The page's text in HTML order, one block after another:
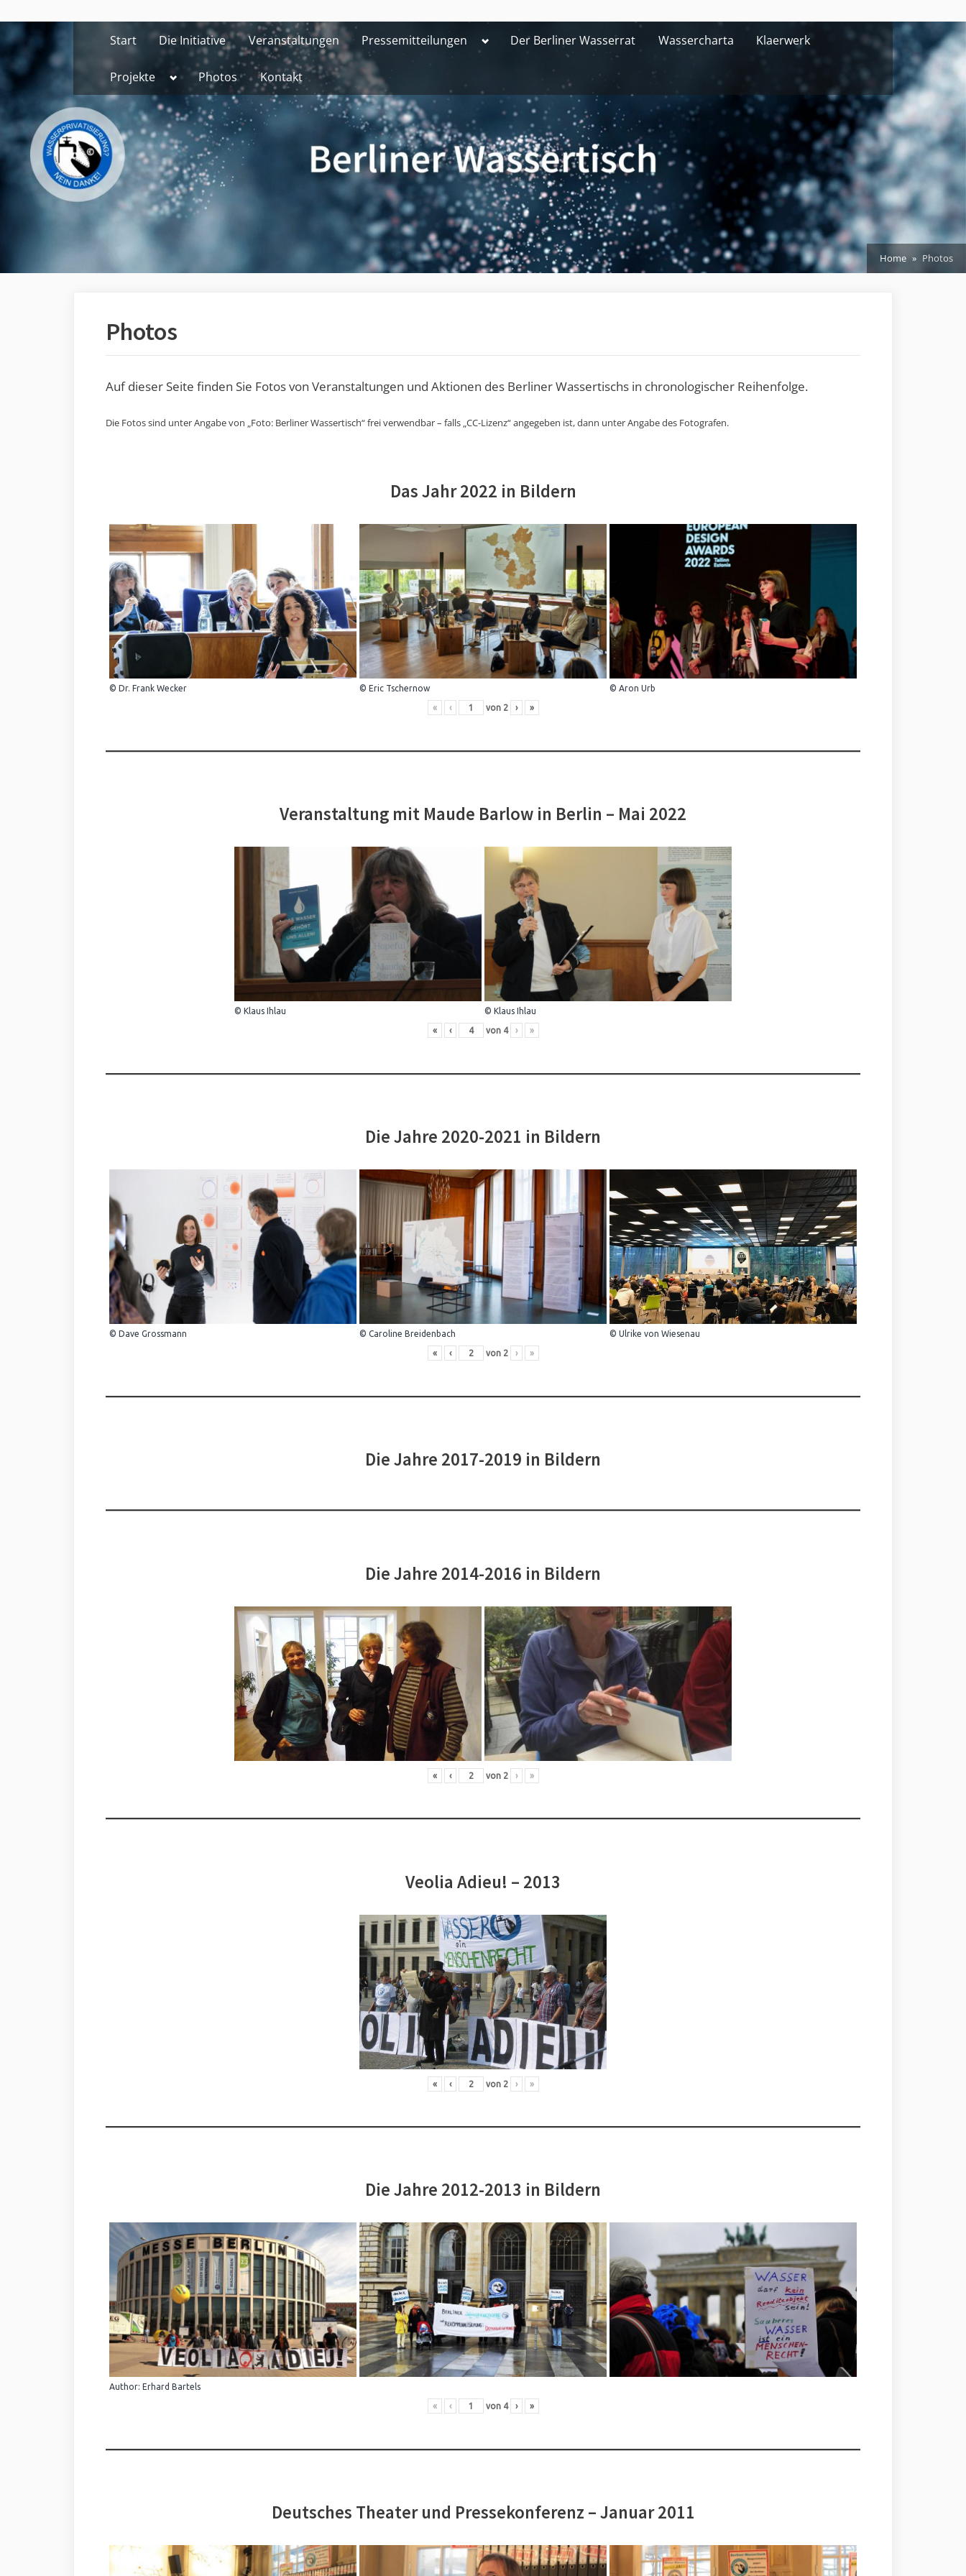
to
content
Start Die Initiative Veranstaltungen Pressemitteilungen ToggleDer Berliner Wasserrat Wassercharta Klaerwerk
Projekte Toggle
menu
Photos Kontakt
Home Photos
Photos
Auf dieser Seite finden Sie Fotos von Veranstaltungen und Aktionen des Berliner Wassertischs in chronologischer Reihenfolge.
Die Fotos sind unter Angabe von „Foto: Berliner Wassertisch“ frei verwendbar – falls „CC-Lizenz“ angegeben ist, dann unter Angabe des Fotografen.
Das Jahr 2022 in Bildern
© Dr. Frank Wecker © Eric Tschernow © Aron Urb
« ‹ von 2 › »
Veranstaltung mit Maude Barlow in Berlin – Mai 2022
© Klaus Ihlau © Klaus Ihlau
« ‹ von 4 › »
Die Jahre 2020-2021 in Bildern
© Dave Grossmann © Caroline Breidenbach © Ulrike von Wiesenau
« ‹ von 2 › »
Die Jahre 2017-2019 in Bildern
Die Jahre 2014-2016 in Bildern
« ‹ von 2 › »
Veolia Adieu! – 2013
« ‹ von 2 › »
Die Jahre 2012-2013 in Bildern
Author: Erhard Bartels
« ‹ von 4 › »
Deutsches Theater und Pressekonferenz – Januar 2011